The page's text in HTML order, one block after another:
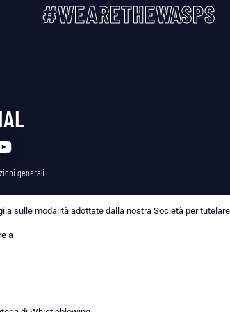
#WEARETHEWASPS
generali
sulle modalità adottate dalla nostra Società per
a